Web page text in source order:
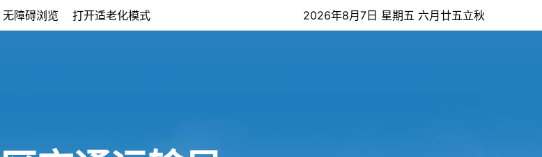
无障碍浏览 打开适老化模式 2026年8月7日 星期五 六月廿五立秋